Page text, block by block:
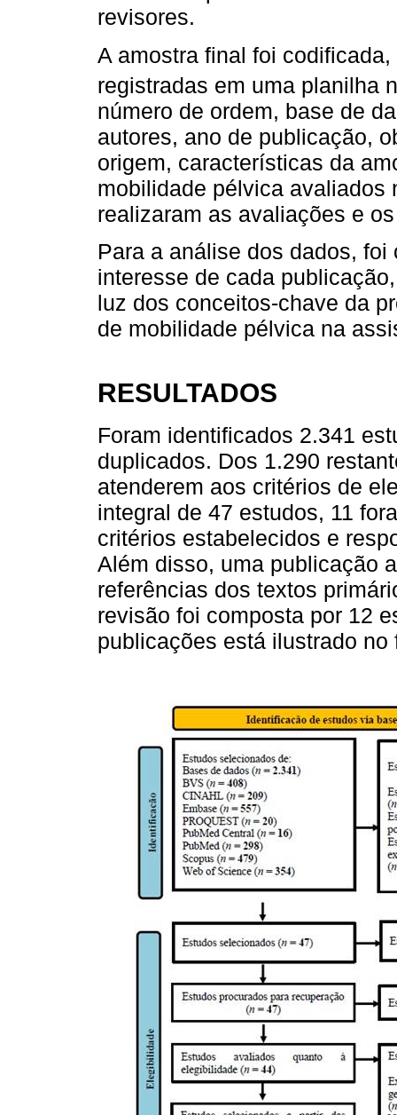
revisores.
A amostra final foi
registradas em uma planilha
número de ordem, base de
autores, ano de publicação,
origem, características da
mobilidade pélvica avaliados
realizaram as avaliações e
Para a análise dos dados,
interesse de cada
luz dos conceitos-chave da
de mobilidade pélvica na
RESULTADOS
Foram identificados 2.341
duplicados. Dos 1.290
atenderem aos critérios de
integral de 47 estudos, 11
critérios estabelecidos e
Além disso, uma publicação
referências dos textos
revisão foi composta por 12
publicações está ilustrado no